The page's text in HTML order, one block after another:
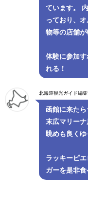
ています。
っており、
物等の店舗が
体験に参加
れる！
北海道観光ガイド編
函館に来たら
末広マリー
眺めも良くゆ
ラッキーピ
ガーを是非食